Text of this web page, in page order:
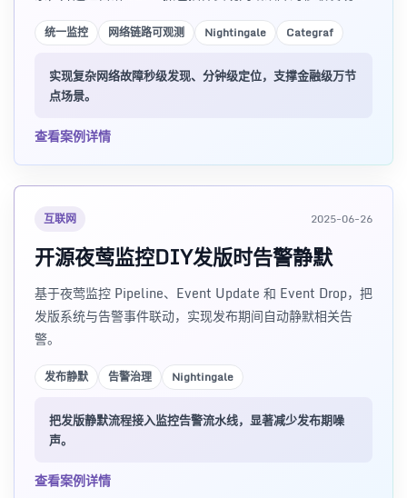
分钟级定位。文章涵盖选型对比、架构设计、eBPF 关键指
标、动态 label 治理等实战经验。
统一监控 网络链路可观测 Nightingale Categraf
实现复杂网络故障秒级发现、分钟级定位，支撑金融级万节
点场景。
查看案例详情
互联网 2025-06-26
开源夜莺监控DIY发版时告警静默
基于夜莺监控 Pipeline、Event Update 和 Event Drop，把
发版系统与告警事件联动，实现发布期间自动静默相关告
警。
发布静默 告警治理 Nightingale
把发版静默流程接入监控告警流水线，显著减少发布期噪
声。
查看案例详情